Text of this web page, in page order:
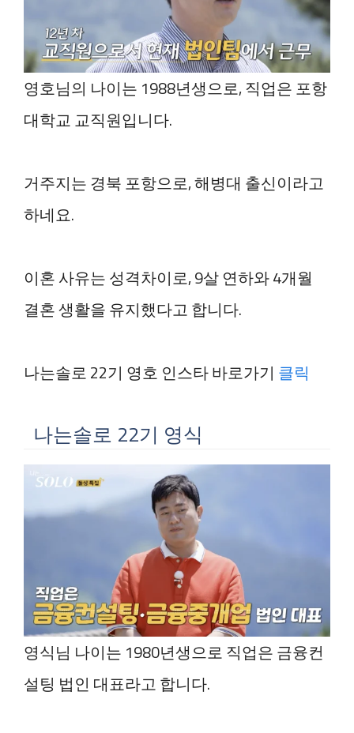
영호님의 나이는 1988년생으로, 직업은 포항
대학교 교직원입니다.
거주지는 경북 포항으로, 해병대 출신이라고
하네요.
이혼 사유는 성격차이로, 9살 연하와 4개월
결혼 생활을 유지했다고 합니다.
나는솔로 22기 영호 인스타 바로가기 클릭
나는솔로 22기 영식
영식님 나이는 1980년생으로 직업은 금융컨
설팅 법인 대표라고 합니다.